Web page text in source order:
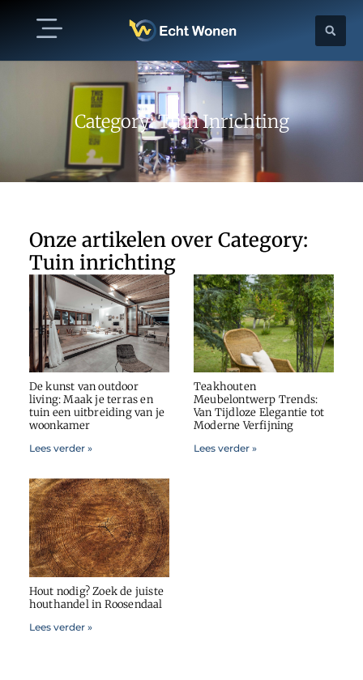
Category: Tuin Inrichting
Onze artikelen over Category:
Tuin inrichting
De kunst van outdoor
living: Maak je terras en
tuin een uitbreiding van je
woonkamer
Lees verder »
Teakhouten
Meubelontwerp Trends:
Van Tijdloze Elegantie tot
Moderne Verfijning
Lees verder »
Hout nodig? Zoek de juiste
houthandel in Roosendaal
Lees verder »